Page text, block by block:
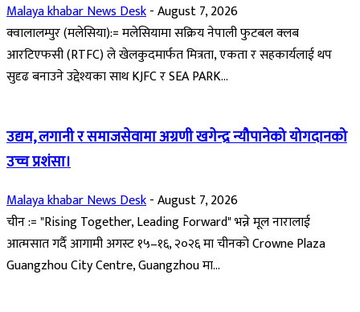
Malaya khabar News Desk-August 7, 2026
क्वालालम्पुर (मलेसिया):= मलेसियामा सक्रिय नेपाली फुटबल क्लब
आरटिएफसी (RTFC) ले खेलकुदमार्फत मित्रता, एकता र सहकार्यलाई थप
सुदृढ बनाउने उद्देश्यका साथ KJFC र SEA PARK...
उद्यम, लगानी र समाजसेवामा अग्रणी खगेन्द्र न्यौपानेको योगदानको
उच्च प्रशंसा।
Malaya khabar News Desk-August 7, 2026
चीन := "Rising Together, Leading Forward" भन्ने मूल नारालाई
आत्मसात गर्दै आगामी अगस्ट १५–१६, २०२६ मा चीनको Crowne Plaza
Guangzhou City Centre, Guangzhou मा...